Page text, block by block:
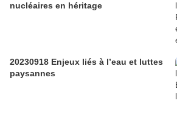
nucléaires en héritage
20230918 Enjeux liés à l’eau et luttes
paysannes